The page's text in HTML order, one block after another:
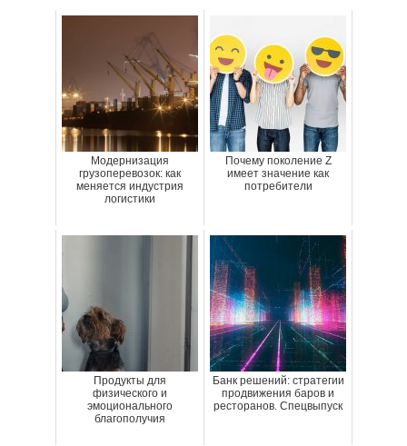
Модернизация
грузоперевозок: как
меняется индустрия
логистики
Почему поколение Z
имеет значение как
потребители
Продукты для
физического и
эмоционального
благополучия
Банк решений: стратегии
продвижения баров и
ресторанов. Спецвыпуск